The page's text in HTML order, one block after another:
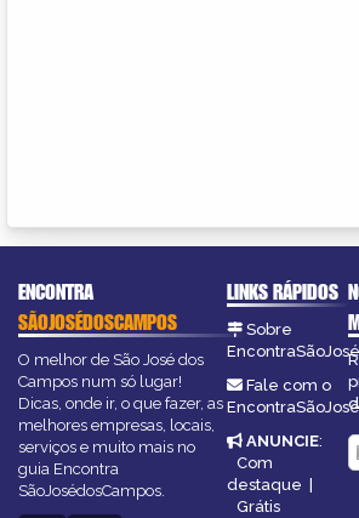
ENCONTRA
SÃOJOSÉDOSCAMPOS
O melhor de São José dos
Campos num só lugar!
Dicas, onde ir, o que fazer, as
melhores empresas, locais,
serviços e muito mais no
guia Encontra
SãoJosédosCampos.
LINKS RÁPIDOS
Sobre
Fale com o
ANUNCIE:
Com
destaque
Grátis